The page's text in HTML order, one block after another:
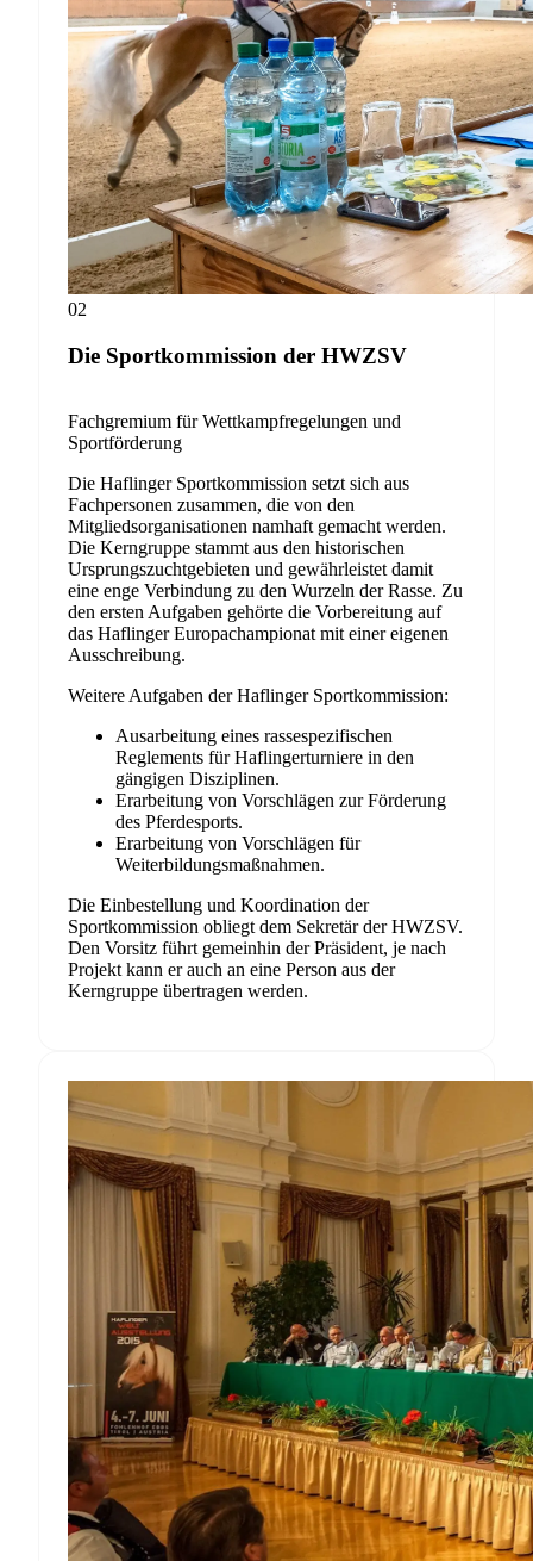
02
Die Sportkommission der HWZSV
Fachgremium für Wettkampfregelungen und
Sportförderung
Die Haflinger Sportkommission setzt sich aus
Fachpersonen zusammen, die von den
Mitgliedsorganisationen namhaft gemacht werden.
Die Kerngruppe stammt aus den historischen
Ursprungszuchtgebieten und gewährleistet damit
eine enge Verbindung zu den Wurzeln der Rasse. Zu
den ersten Aufgaben gehörte die Vorbereitung auf
das Haflinger Europachampionat mit einer eigenen
Ausschreibung.
Weitere Aufgaben der Haflinger Sportkommission:
Ausarbeitung eines rassespezifischen
Reglements für Haflingerturniere in den
gängigen Disziplinen.
Erarbeitung von Vorschlägen zur Förderung
des Pferdesports.
Erarbeitung von Vorschlägen für
Weiterbildungsmaßnahmen.
Die Einbestellung und Koordination der
Sportkommission obliegt dem Sekretär der HWZSV.
Den Vorsitz führt gemeinhin der Präsident, je nach
Projekt kann er auch an eine Person aus der
Kerngruppe übertragen werden.